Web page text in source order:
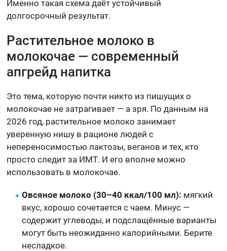
Именно такая схема даёт устойчивый
долгосрочный результат.
Растительное молоко в
молокочае — современный
апгрейд напитка
Это тема, которую почти никто из пишущих о
молокочае не затрагивает — а зря. По данным на
2026 год, растительное молоко занимает
уверенную нишу в рационе людей с
непереносимостью лактозы, веганов и тех, кто
просто следит за ИМТ. И его вполне можно
использовать в молокочае.
Овсяное молоко (30–40 ккал/100 мл): мягкий
вкус, хорошо сочетается с чаем. Минус —
содержит углеводы, и подслащённые варианты
могут быть неожиданно калорийными. Берите
несладкое.